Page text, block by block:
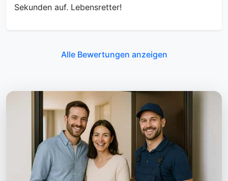
Sekunden auf. Lebensretter!
Alle Bewertungen anzeigen